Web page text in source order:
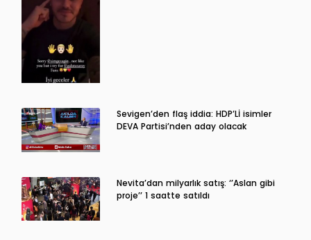
Sevigen’den flaş iddia: HDP’Lİ isimler
DEVA Partisi’nden aday olacak
Nevita’dan milyarlık satış: ‘’Aslan gibi
proje’’ 1 saatte satıldı